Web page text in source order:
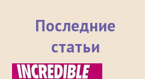
Последние
статьи